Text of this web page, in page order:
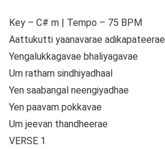
Key – C# m | Tempo – 75 BPM
Aattukutti yaanavarae adikapateerae
Yengalukkagavae bhaliyagavae
Um ratham sindhiyadhaal
Yen saabangal neengiyadhae
Yen paavam pokkavae
Um jeevan thandheerae
VERSE 1